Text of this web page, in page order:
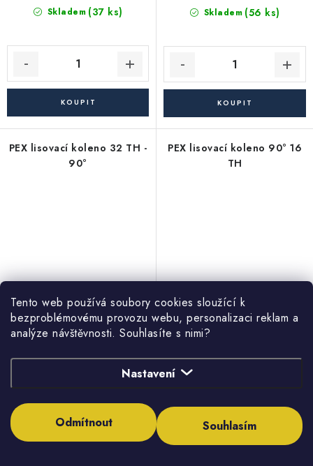
Tento web používá soubory cookies sloužící k
bezproblémovému provozu webu, personalizaci reklam a
analýze návštěvnosti. Souhlasíte s nimi?
Nastavení
Odmítnout Souhlasím
Skladem (37 ks) Skladem (56 ks)
PEX lisovací koleno 32 TH -
90°
Skladem (93 ks)
219,52 Kč bez DPH
270,01 Kč
PEX lisovací koleno 90° 16
TH
Skladem
89,92 Kč bez DPH
110,60 Kč